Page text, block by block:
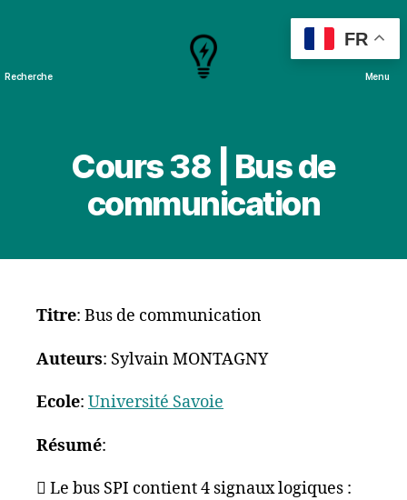
Recherche Menu
Cours 38 | Bus de
communication
Titre: Bus de communication
Auteurs: Sylvain MONTAGNY
Ecole: Université Savoie
Résumé:
 Le bus SPI contient 4 signaux logiques :
FR